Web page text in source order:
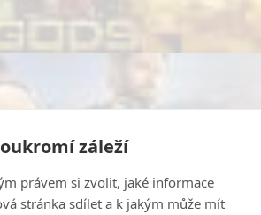
záleží
právem si zvolit, jaké informace
stránka sdílet a k jakým může mít